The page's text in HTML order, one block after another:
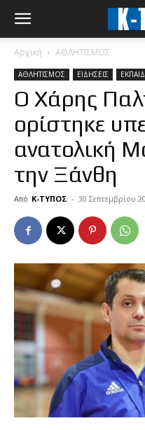
Αρχική ΑΘΛΗΤΙΣΜΟΣ
ΑΘΛΗΤΙΣΜΟΣ ΕΙΔΗΣΕΙΣ
Ο Χάρης
ορίστηκε
ανατολική
την Ξάνθη
Από Κ-ΤΥΠΟΣ - 30 Σεπτεμβρίου